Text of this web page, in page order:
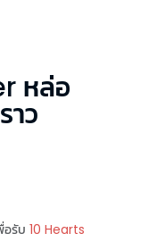
หล่อ
าว
อรับ 10 Hearts